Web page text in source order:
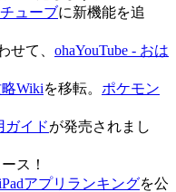
ューブに新機能を追
せて、 ohaYouTube - おは
Wikiを移転。 ポケモン
ガイドが発売されまし
ス！
アプリランキングを公